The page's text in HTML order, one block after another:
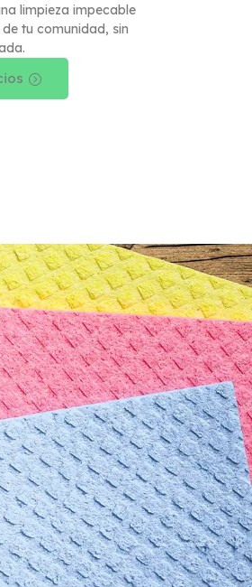
limpieza impecable
tu comunidad, sin